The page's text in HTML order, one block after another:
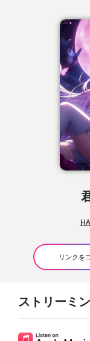
リンクを
ストリーミ